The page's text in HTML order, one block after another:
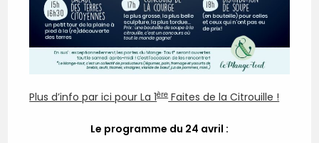
Plus d’info par ici pour La 1èreFaites de la Citrouille !
Le programme du 24 avril :